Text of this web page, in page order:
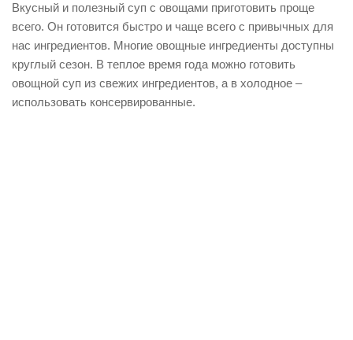
Вкусный и полезный суп с овощами приготовить проще
всего. Он готовится быстро и чаще всего с привычных для
нас ингредиентов. Многие овощные ингредиенты доступны
круглый сезон. В теплое время года можно готовить
овощной суп из свежих ингредиентов, а в холодное –
использовать консервированные.